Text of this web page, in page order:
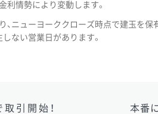
利情勢により変動します。
、ニューヨーククローズ時点で建玉を
ない営業日があります。
引開始！ 本番